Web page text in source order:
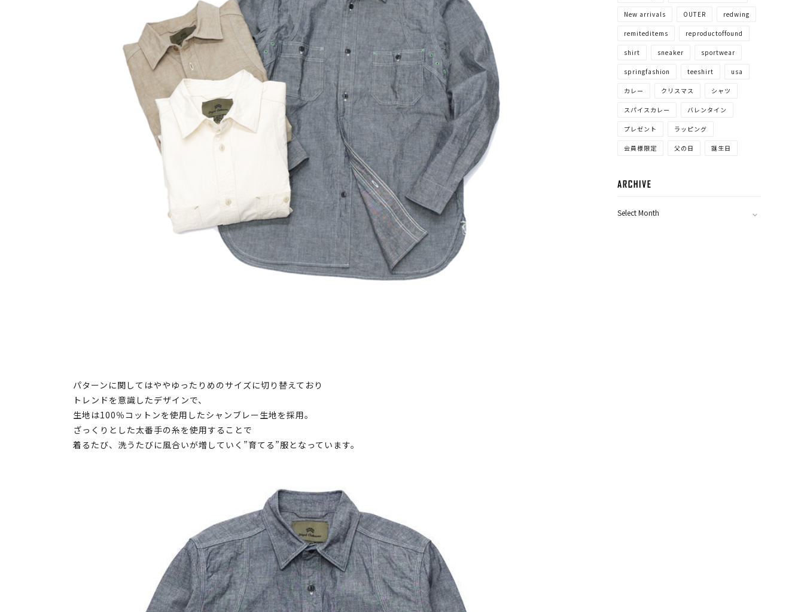
パターンに関してはややゆったりめのサイズに切り替えており
トレンドを意識したデザインで、
生地は100％コットンを使用したシャンブレー生地を採用。
ざっくりとした太番手の糸を使用することで
着るたび、洗うたびに風合いが増していく”育てる”服となっています。
New arrivals OUTER redwing
remiteditems reproductoffound
shirt sneaker sportwear
springfashion teeshirt usa
カレー クリスマス シャツ
スパイスカレー バレンタイン
プレゼント ラッピング
会員様限定 父の日 誕生日